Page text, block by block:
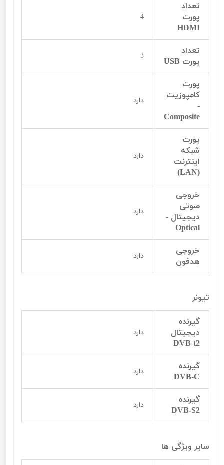
تعداد
پورت
HDMI
4
تعداد
پورت USB
3
پورت
کامپوزیت
-
Composite
دارد
پورت
شبکه
اینترنت
(LAN)
دارد
خروجی
صوتی
دیجیتال -
Optical
دارد
خروجی
هدفون
دارد
تیونر
گیرنده
دیجیتال
DVB t2
دارد
گیرنده
DVB-C
دارد
گیرنده
DVB-S2
دارد
سایر ویژگی ها